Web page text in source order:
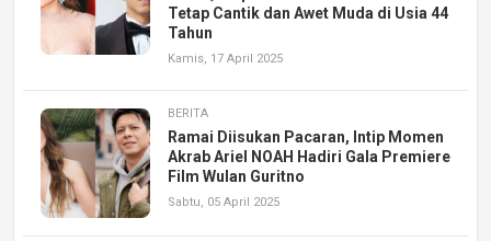
Tetap Cantik dan Awet Muda di Usia 44
Tahun
Kamis, 17 April 2025
BERITA
Ramai Diisukan Pacaran, Intip Momen
Akrab Ariel NOAH Hadiri Gala Premiere
Film Wulan Guritno
Sabtu, 05 April 2025